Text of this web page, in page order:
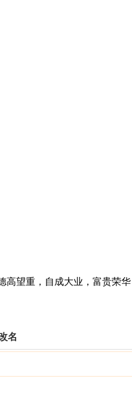
重，自成大业，富贵荣华
名